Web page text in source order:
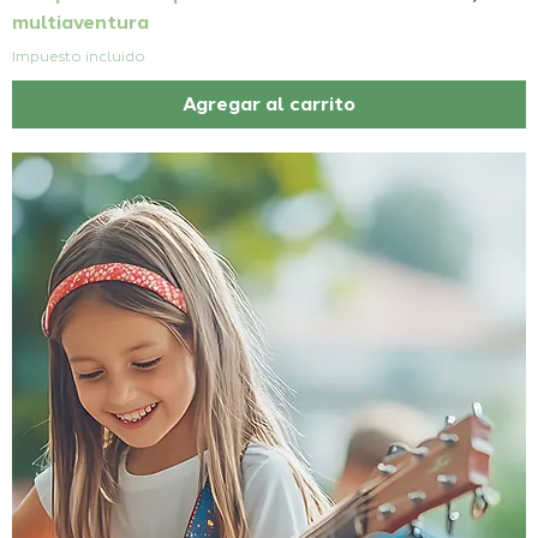
multiaventura
Impuesto incluido
Agregar al carrito